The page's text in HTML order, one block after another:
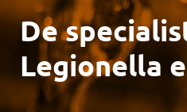
De
Legionella